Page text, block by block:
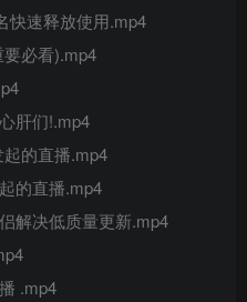
快速释放使用.mp4
必看).mp4
肝们!.mp4
的直播.mp4
的直播.mp4
解决低质量更新.mp4
.mp4